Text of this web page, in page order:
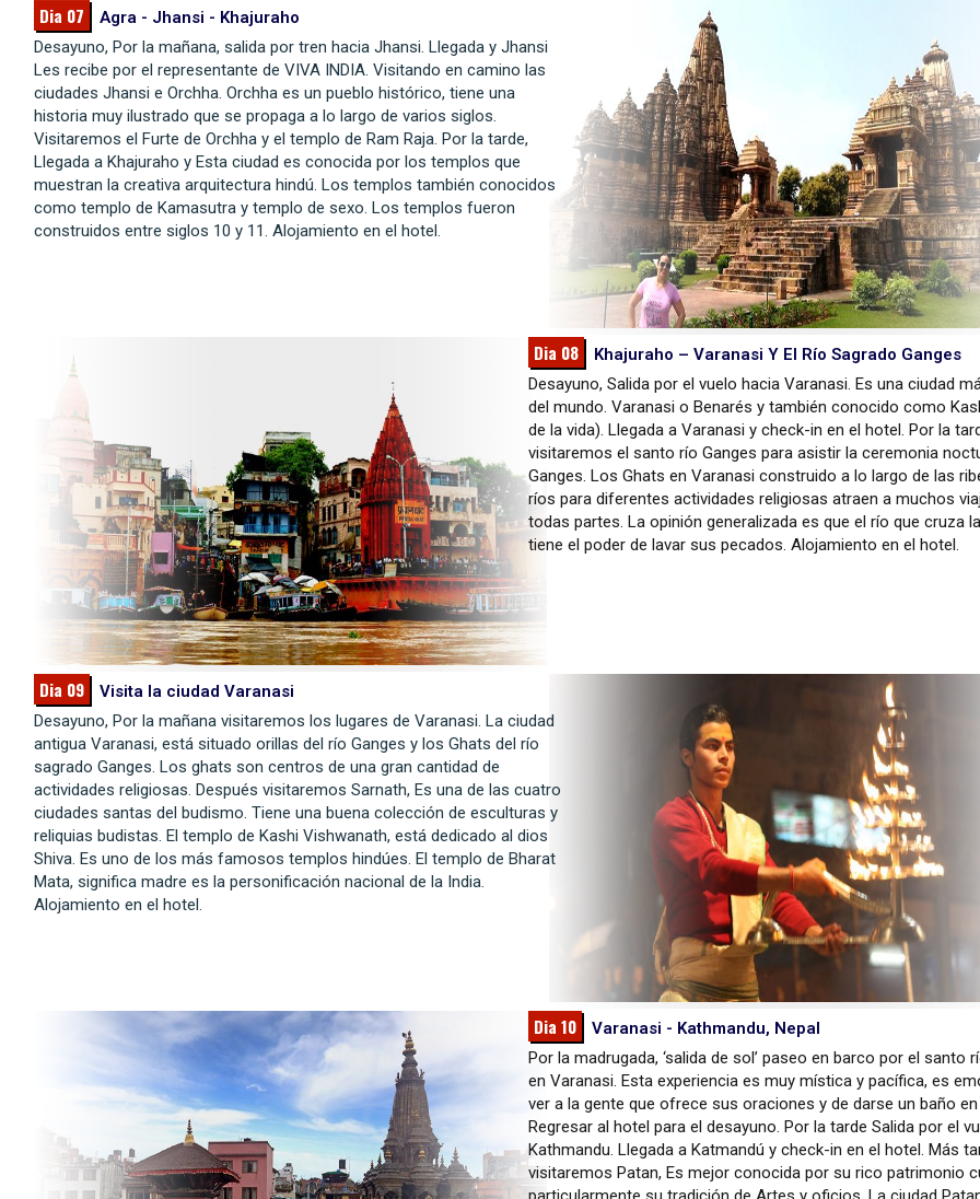
Dia 07
Agra - Jhansi - Khajuraho
Desayuno, Por la mañana, salida por tren hacia Jhansi. Llegada y Jhansi
Les recibe por el representante de VIVA INDIA. Visitando en camino las
ciudades Jhansi e Orchha. Orchha es un pueblo histórico, tiene una
historia muy ilustrado que se propaga a lo largo de varios siglos.
Visitaremos el Furte de Orchha y el templo de Ram Raja. Por la tarde,
Llegada a Khajuraho y Esta ciudad es conocida por los templos que
muestran la creativa arquitectura hindú. Los templos también conocidos
como templo de Kamasutra y templo de sexo. Los templos fueron
construidos entre siglos 10 y 11. Alojamiento en el hotel.
Dia 08
Khajuraho – Varanasi Y El Río Sagrado Ganges
Desayuno, Salida por el vuelo hacia Varanasi. Es una ciudad
del mundo. Varanasi o Benarés y también conocido como
de la vida). Llegada a Varanasi y check-in en el hotel. Por la
visitaremos el santo río Ganges para asistir la ceremonia
Ganges. Los Ghats en Varanasi construido a lo largo de las
ríos para diferentes actividades religiosas atraen a muchos
todas partes. La opinión generalizada es que el río que cruza
tiene el poder de lavar sus pecados. Alojamiento en el hotel.
Dia 09
Visita la ciudad Varanasi
Desayuno, Por la mañana visitaremos los lugares de Varanasi. La ciudad
antigua Varanasi, está situado orillas del río Ganges y los Ghats del río
sagrado Ganges. Los ghats son centros de una gran cantidad de
actividades religiosas. Después visitaremos Sarnath, Es una de las cuatro
ciudades santas del budismo. Tiene una buena colección de esculturas y
reliquias budistas. El templo de Kashi Vishwanath, está dedicado al dios
Shiva. Es uno de los más famosos templos hindúes. El templo de Bharat
Mata, significa madre es la personificación nacional de la India.
Alojamiento en el hotel.
Dia 10
Varanasi - Kathmandu, Nepal
Por la madrugada, ‘salida de sol’ paseo en barco por el santo
en Varanasi. Esta experiencia es muy mística y pacífica, es
ver a la gente que ofrece sus oraciones y de darse un baño
Regresar al hotel para el desayuno. Por la tarde Salida por el
Kathmandu. Llegada a Katmandú y check-in en el hotel. Más
visitaremos Patan, Es mejor conocida por su rico patrimonio